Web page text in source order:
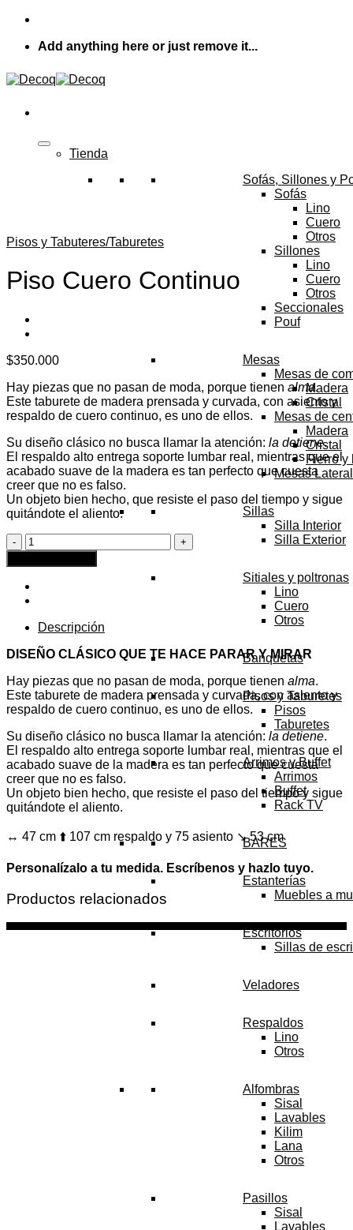
Skip
contentAdd anything here or just remove it...
Tienda
Sofás, Sillones y
Sofás
Lino
Cuero
Otros
Sillones
Lino
Cuero
Otros
Seccionales
Pouf
Mesas
Mesas de
Madera
Cristal
Mesas de
Madera
Cristal
Fierro y
Mesas
Sillas
Silla Interior
Silla Exterior
Sitiales y poltronas
Lino
Cuero
Otros
Banquetas
Pisos y Taburetes
Pisos
Taburetes
Arrimos y Buffet
Arrimos
Buffet
Rack TV
BARES
Estanterías
Muebles a
Escritorios
Sillas de
Veladores
Respaldos
Lino
Otros
Alfombras
Sisal
Lavables
Kilim
Lana
Otros
Pasillos
Sisal
Lavables
Pisos y Tabuteres/Taburetes
Piso Cuero Continuo
$350.000
Hay piezas que no pasan de moda, porque tienen alma.
Este taburete de madera prensada y curvada, con asiento y
respaldo de cuero continuo, es uno de ellos.
Su diseño clásico no busca llamar la atención: la detiene.
El respaldo alto entrega soporte lumbar real, mientras que el
acabado suave de la madera es tan perfecto que cuesta
creer que no es falso.
Un objeto bien hecho, que resiste el paso del tiempo y sigue
quitándote el aliento.
Piso
Cuero
Continuo
cantidad
Descripción
DISEÑO CLÁSICO QUE TE HACE PARAR Y MIRAR
Hay piezas que no pasan de moda, porque tienen alma.
Este taburete de madera prensada y curvada, con asiento y
respaldo de cuero continuo, es uno de ellos.
Su diseño clásico no busca llamar la atención: la detiene.
El respaldo alto entrega soporte lumbar real, mientras que el
acabado suave de la madera es tan perfecto que cuesta
creer que no es falso.
Un objeto bien hecho, que resiste el paso del tiempo y sigue
quitándote el aliento.
↔️ 47 cm ⬆️ 107 cm respaldo y 75 asiento ↘️ 53 cm
Personalízalo a tu medida. Escríbenos y hazlo tuyo.
Productos relacionados